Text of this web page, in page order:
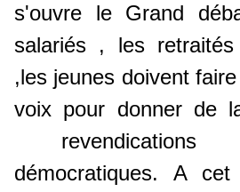
s'ouvre le Grand
salariés , les
,les jeunes doivent
voix pour donner de
revendications
démocratiques. A